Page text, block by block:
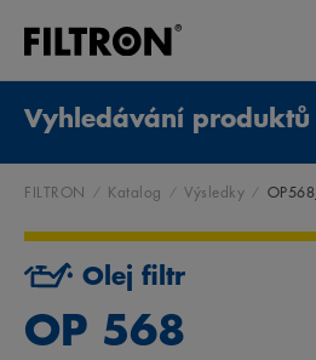
Vyhledávání produktů
FILTRON Katalog Výsledky
Olej filtr
OP 568